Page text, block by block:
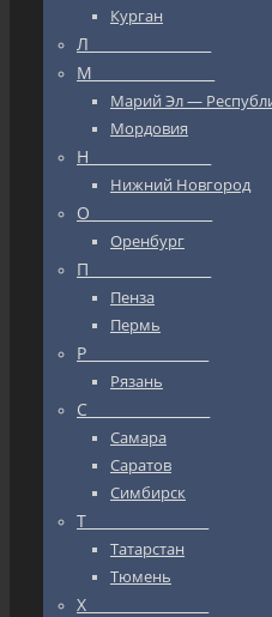
Курган
Л_________________
М_________________
Марий Эл —
Мордовия
Н_________________
Нижний Новгород
О_________________
Оренбург
П_________________
Пенза
Пермь
Р_________________
Рязань
С_________________
Самара
Саратов
Симбирск
Т_________________
Татарстан
Тюмень
Х_________________